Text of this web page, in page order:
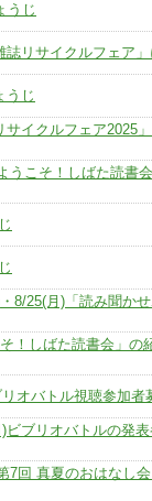
うじ
リサイクルフェア」
うじ
イクルフェア2025
こそ！しばた読書
8/25(月)「読み聞か
！しばた読書会」の
オバトル視聴参加者
ブリオバトルの発
回 真夏のおはなし